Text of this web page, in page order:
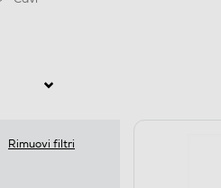
Rimuovi filtri